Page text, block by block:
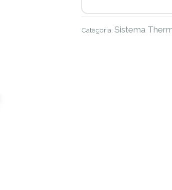
Categoria: Sistema